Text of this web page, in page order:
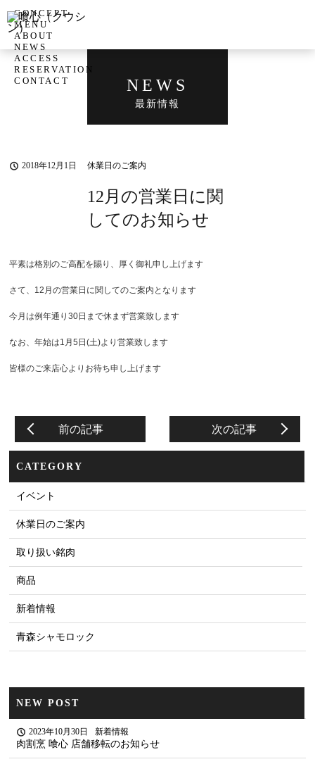
CONCEPT
MENU
ABOUT
NEWS
ACCESS
RESERVATION
CONTACT
NEWS
最新情報
2018年12月1日 休業日のご案内
12月の営業日に関
してのお知らせ
平素は格別のご高配を賜り、厚く御礼申し上げます
さて、12月の営業日に関してのご案内となります
今月は例年通り30日まで休まず営業致します
なお、年始は1月5日(土)より営業致します
皆様のご来店心よりお待ち申し上げます
前の記事 次の記事
CATEGORY
イベント
休業日のご案内
取り扱い銘肉
商品
新着情報
青森シャモロック
NEW POST
2023年10月30日 新着情報
肉割烹 喰心 店舗移転のお知らせ